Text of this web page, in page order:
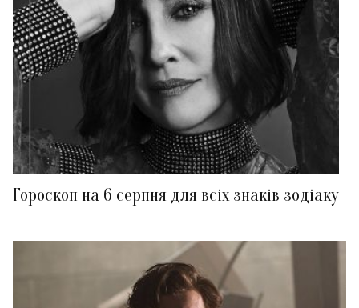
Гороскоп на 6 серпня для всіх знаків зодіаку